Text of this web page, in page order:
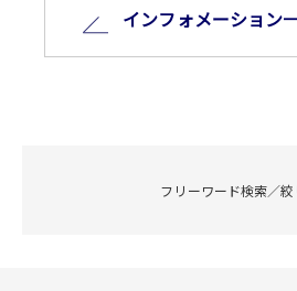
インフォメーション
フリーワード検索／